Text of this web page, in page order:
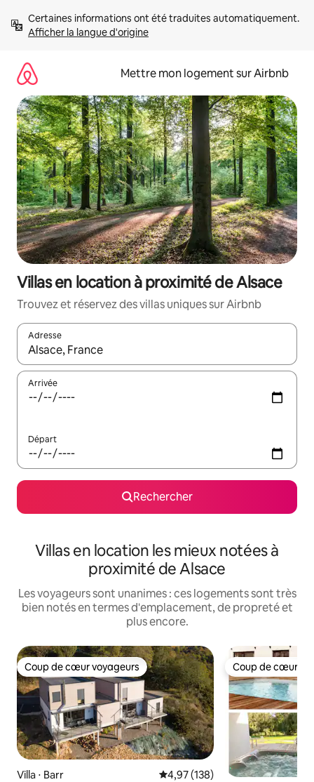
directement
Afficher la langue d'origine
Mettre mon logement sur Airbnb
Villas en location à proximité de Alsace
Trouvez et réservez des villas uniques sur Airbnb
Adresse
Lorsque les résultats s'affichent, utilisez les flèches vers le
Arrivée
Départ
Rechercher
Villas en location les mieux notées à
proximité de Alsace
Les voyageurs sont unanimes : ces logements sont très
bien notés en termes d'emplacement, de propreté et
plus encore.
Coup de cœur voyageurs
Coup de cœur voyageurs
Villa ⋅ Barr Évaluation moyenne sur la
4,97 (138)
Coup de cœur
Coup de cœur